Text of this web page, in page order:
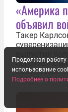
«Америка
объявил
Такер
бороться с
первую
прекратить
репарации
6 августа 2026
Продолжая работу
использование
Подробнее о